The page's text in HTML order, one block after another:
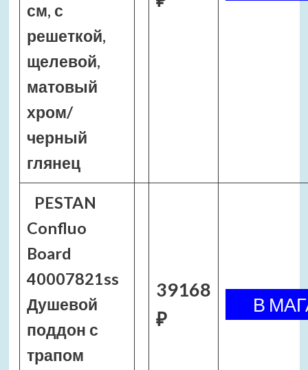
см, с
решеткой,
щелевой,
матовый
хром/
черный
глянец
PESTAN
Confluo
Board
40007821ss
Душевой
поддон с
трапом
39168
₽